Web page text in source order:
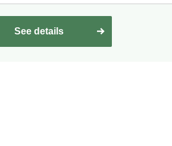
See details